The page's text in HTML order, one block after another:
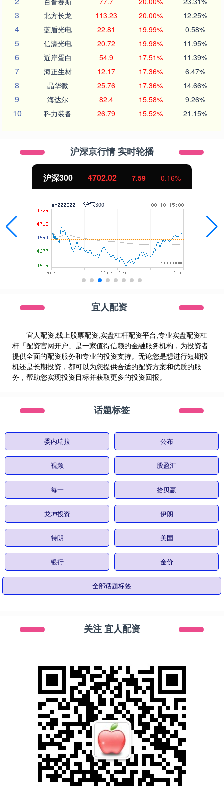
3 北方长龙 113.23 20.00% 12.25%
4 蓝盾光电 22.81 19.99% 0.58%
5 信濠光电 20.72 19.98% 11.95%
6 近岸蛋白 54.9 17.51% 11.39%
7 海正生材 12.17 17.36% 6.47%
8 晶华微 25.76 17.36% 14.66%
9 海达尔 82.4 15.58% 9.26%
10 科力装备 26.79 15.52% 21.15%
沪深京行情 实时轮播
沪深300 4702.02 7.59 0.16%
宜人配资
宜人配资,线上股票配资,实盘杠杆配资平台,专业实盘配资杠
杆「配资官网开户」是一家值得信赖的金融服务机构，为投资者
提供全面的配资服务和专业的投资支持。无论您是想进行短期投
机还是长期投资，都可以为您提供合适的配资方案和优质的服
务，帮助您实现投资目标并获取更多的投资回报。
话题标签
委内瑞拉 公布
视频 股盈汇
每一 拾贝赢
龙坤投资 伊朗
特朗 美国
银行 金价
全部话题标签
关注 宜人配资